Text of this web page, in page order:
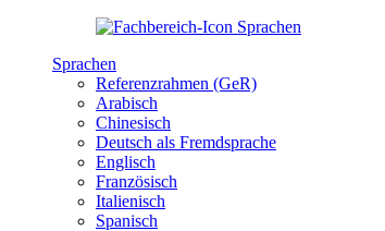
Sprachen
Referenzrahmen (GeR)
Arabisch
Chinesisch
Deutsch als Fremdsprache
Englisch
Französisch
Italienisch
Spanisch